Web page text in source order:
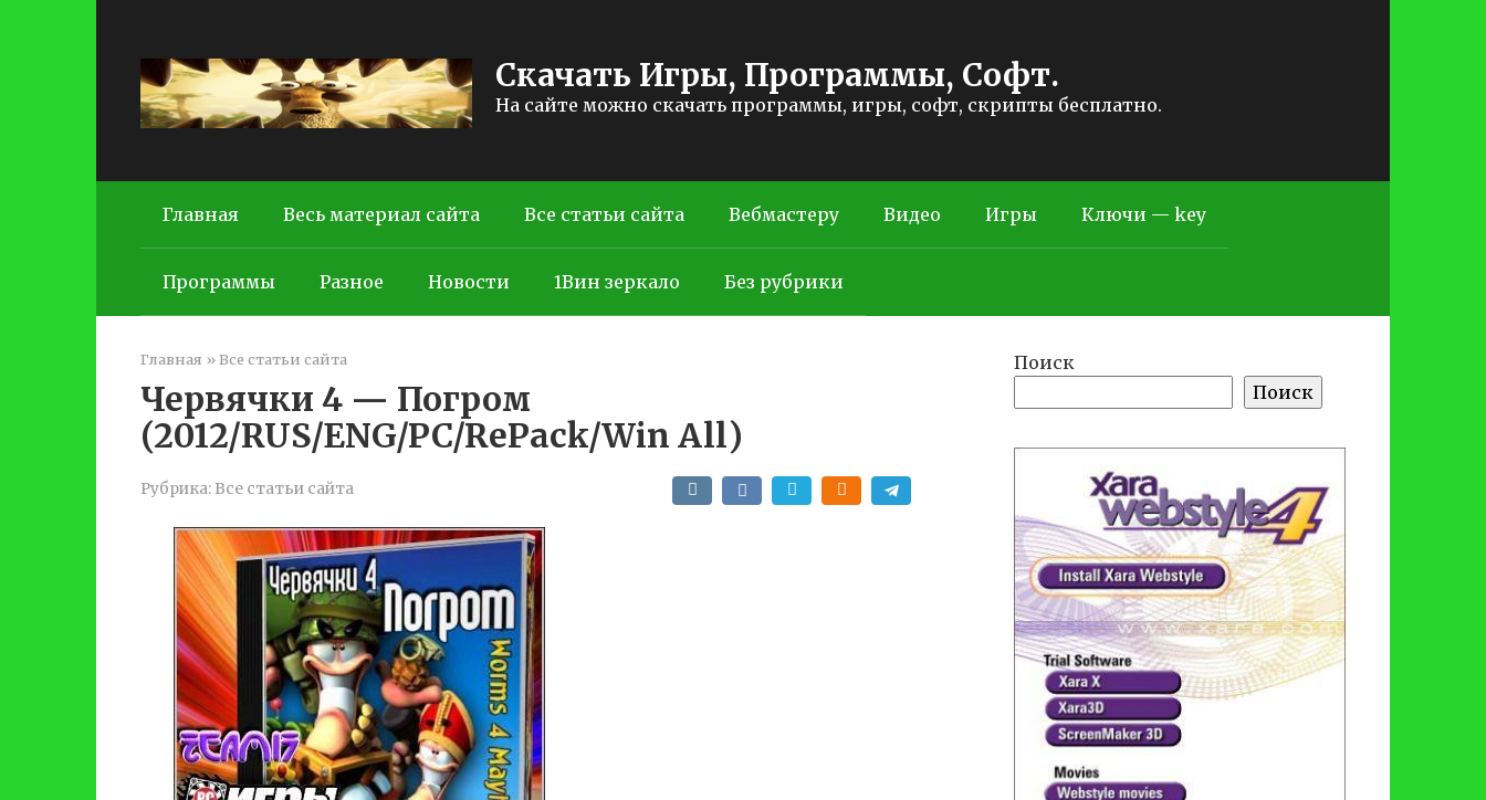
Скачать Игры, Программы, Софт.
На сайте можно скачать программы, игры, софт, скрипты бесплатно.
Главная Весь материал сайта Все статьи сайта Вебмастеру Видео Игры Ключи — key
Программы Разное Новости 1Вин зеркало Без рубрики
Главная »Все статьи сайта
Червячки 4 — Погром
(2012/RUS/ENG/PC/RePack/Win All)
Рубрика: Все статьи сайта
Поиск
Поиск